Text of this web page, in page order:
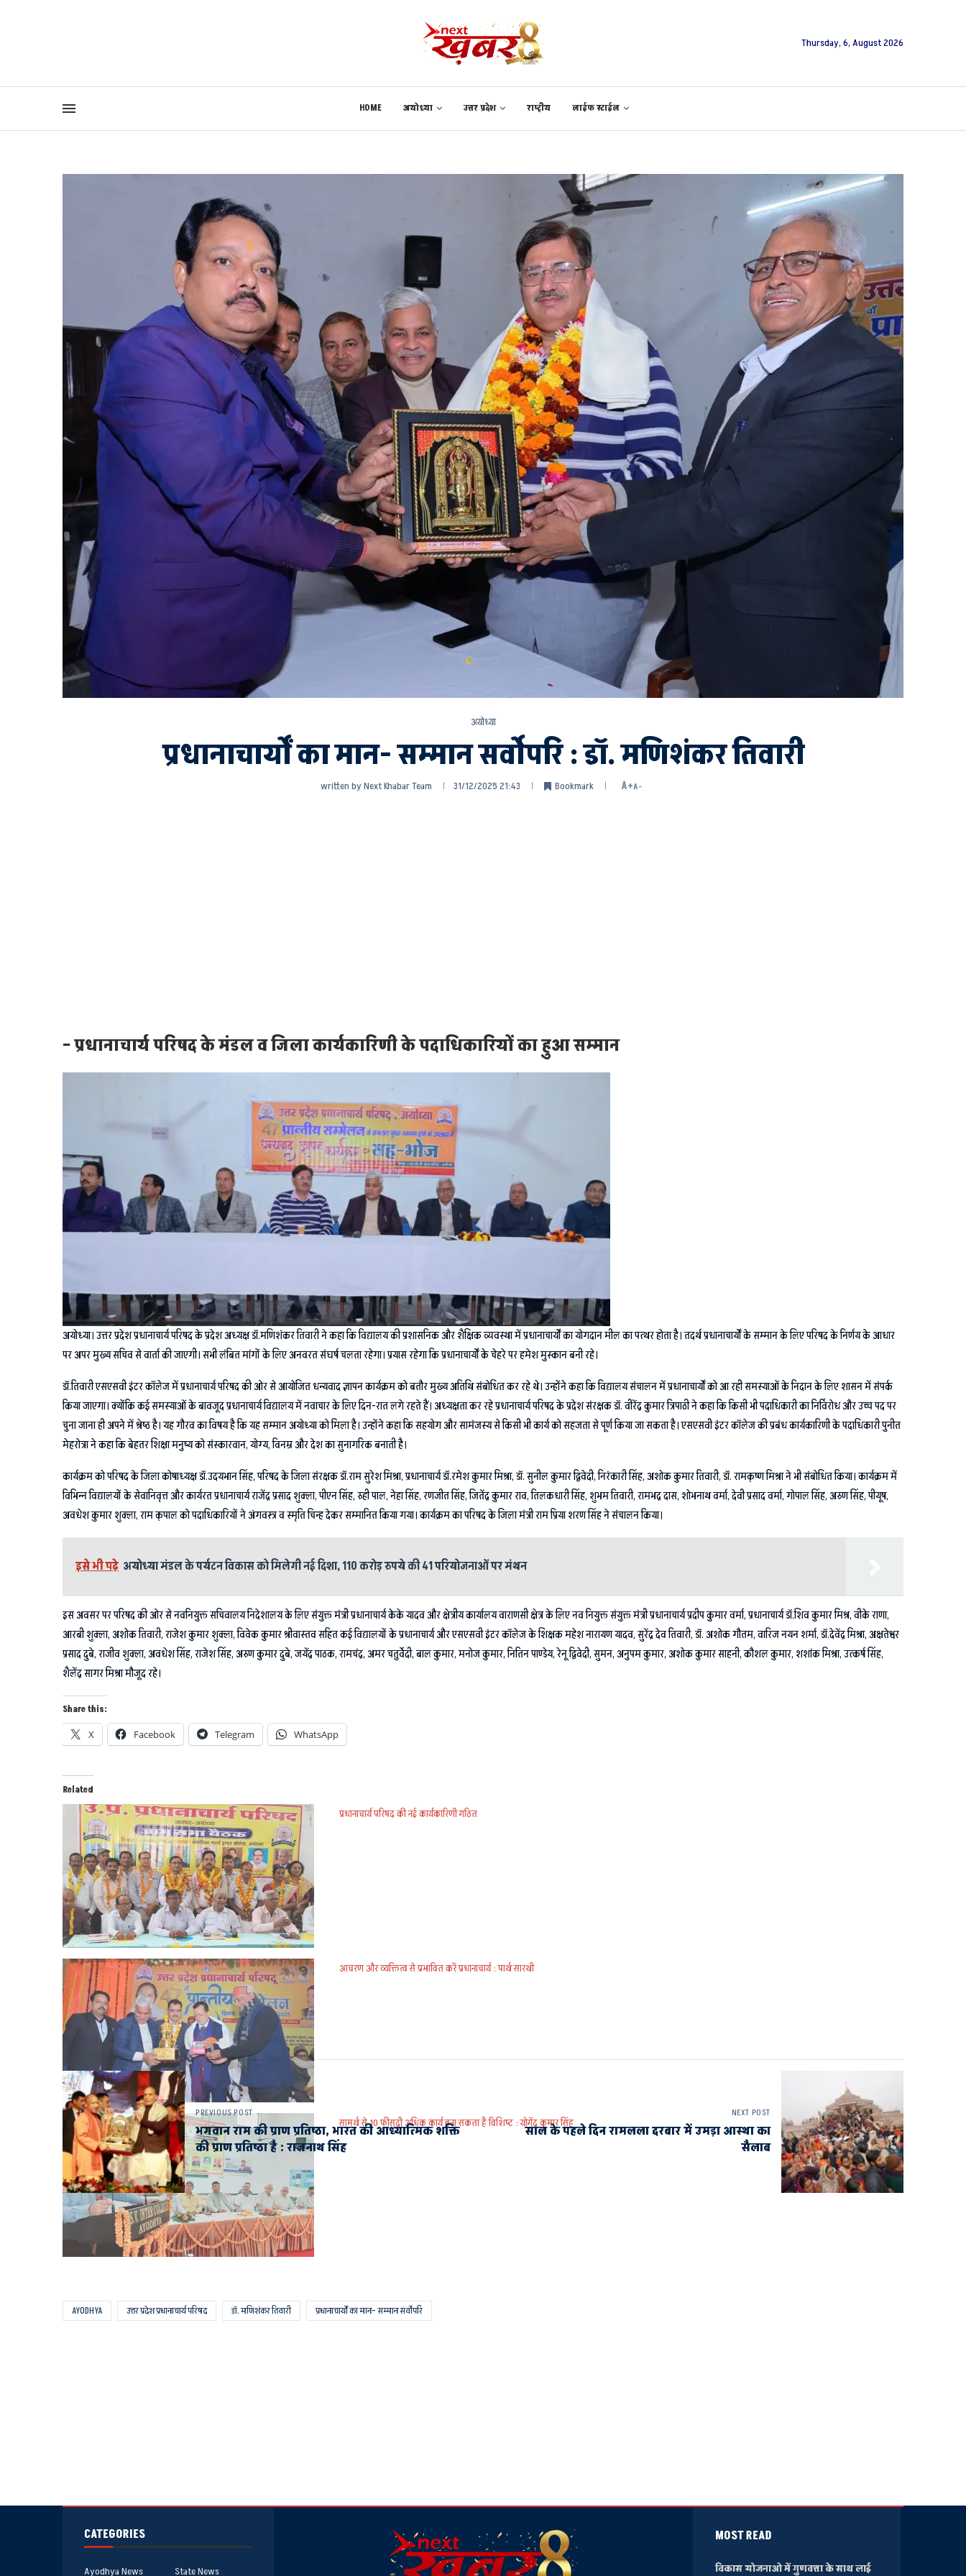
Thursday, 6, August 2026
HOME अयोध्या उत्तर प्रदेश राष्ट्रीय लाईफ स्टाईल
अयोध्या
प्रधानाचार्यों का मान- सम्मान सर्वोपरि : डॉ. मणिशंकर तिवारी
written byNext Khabar Team 31/12/2025 21:43 Bookmark A+A-
– प्रधानाचार्य परिषद के मंडल व जिला कार्यकारिणी के पदाधिकारियों का हुआ सम्मान
अयोध्या। उत्तर प्रदेश प्रधानाचार्य परिषद के प्रदेश अध्यक्ष डॉ.मणिशंकर तिवारी ने कहा कि विद्यालय की प्रशासनिक और शैक्षिक व्यवस्था में प्रधानाचार्यों का योगदान मील का पत्थर होता है। तदर्थ प्रधानाचार्यों के सम्मान के लिए परिषद के निर्णय के आधार
पर अपर मुख्य सचिव से वार्ता की जाएगी। सभी लंबित मांगों के लिए अनवरत संघर्ष चलता रहेगा। प्रयास रहेगा कि प्रधानाचार्यों के चेहरे पर हमेश मुस्कान बनी रहे।
डॉ.तिवारी एसएसवी इंटर कॉलेज में प्रधानाचार्य परिषद की ओर से आयोजित धन्यवाद ज्ञापन कार्यक्रम को बतौर मुख्य अतिथि संबोधित कर रहे थे। उन्होंने कहा कि विद्यालय संचालन में प्रधानाचार्यों को आ रही समस्याओं के निदान के लिए शासन में संपर्क
किया जाएगा। क्योंकि कई समस्याओं के बावजूद प्रधानाचार्य विद्यालय में नवाचार के लिए दिन-रात लगे रहते हैं। अध्यक्षता कर रहे प्रधानाचार्य परिषद के प्रदेश संरक्षक डॉ. वीरेंद्र कुमार त्रिपाठी ने कहा कि किसी भी पदाधिकारी का निर्विरोध और उच्च पद पर
चुना जाना ही अपने में श्रेष्ठ है। यह गौरव का विषय है कि यह सम्मान अयोध्या को मिला है। उन्होंने कहा कि सहयोग और सामंजस्य से किसी भी कार्य को सहजता से पूर्ण किया जा सकता है। एसएसवी इंटर कॉलेज की प्रबंध कार्यकारिणी के पदाधिकारी पुनीत
मेहरोत्रा ने कहा कि बेहतर शिक्षा मनुष्य को संस्कारवान, योग्य, विनम्र और देश का सुनागरिक बनाती है।
कार्यक्रम को परिषद के जिला कोषाध्यक्ष डॉ.उदयभान सिंह, परिषद के जिला संरक्षक डॉ.राम सुरेश मिश्रा, प्रधानाचार्य डॉ.रमेश कुमार मिश्रा, डॉ. सुनील कुमार द्विवेदी, निरंकारी सिंह, अशोक कुमार तिवारी, डॉ. रामकृष्ण मिश्रा ने भी संबोधित किया। कार्यक्रम में
विभिन्न विद्यालयों के सेवानिवृत्त और कार्यरत प्रधानाचार्य राजेंद्र प्रसाद शुक्ला, पीएन सिंह, रुही पाल, नेहा सिंह, रणजीत सिंह, जितेंद्र कुमार राव, तिलकधारी सिंह, शुभम तिवारी, रामभद्र दास, शोभनाथ वर्मा, देवी प्रसाद वर्मा, गोपाल सिंह, अरुण सिंह, पीयूष,
अवधेश कुमार शुक्ला, राम कृपाल को पदाधिकारियों ने अंगवस्त्र व स्मृति चिन्ह देकर सम्मानित किया गया। कार्यक्रम का परिषद के जिला मंत्री राम प्रिया शरण सिंह ने संचालन किया।
इसे भी पढ़े अयोध्या मंडल के पर्यटन विकास को मिलेगी नई दिशा, 110 करोड़ रुपये की 41 परियोजनाओं पर मंथन
इस अवसर पर परिषद की ओर से नवनियुक्त सचिवालय निदेशालय के लिए संयुक्त मंत्री प्रधानाचार्य केके यादव और क्षेत्रीय कार्यालय वाराणसी क्षेत्र के लिए नव नियुक्त संयुक्त मंत्री प्रधानाचार्य प्रदीप कुमार वर्मा, प्रधानाचार्य डॉ.शिव कुमार मिश्र, वीके राणा,
आरबी शुक्ला, अशोक तिवारी, राजेश कुमार शुक्ला, विवेक कुमार श्रीवास्तव सहित कई विद्यालयों के प्रधानाचार्य और एसएसवी इंटर कॉलेज के शिक्षक महेश नारायण यादव, सुरेंद्र देव तिवारी, डॉ. अशोक गौतम, वारिज नयन शर्मा, डॉ.देवेंद्र मिश्रा, अक्षतेश्वर
प्रसाद दुबे, राजीव शुक्ला, अवधेश सिंह, राजेश सिंह, अरुण कुमार दुबे, जयेंद्र पाठक, रामचंद्र, अमर चतुर्वेदी, बाल कुमार, मनोज कुमार, नितिन पाण्डेय, रेनू द्विवेदी, सुमन, अनुपम कुमार, अशोक कुमार साहनी, कौशल कुमार, शशांक मिश्रा, उत्कर्ष सिंह,
शैलेंद्र सागर मिश्रा मौजूद रहे।
Share this:
X Facebook Telegram WhatsApp
Related
प्रधानाचार्य परिषद की नई कार्यकारिणी गठित
आचरण और व्यक्तित्व से प्रभावित करें प्रधानाचार्य : पार्थ सारथी
सामर्थ से 10 फीसदी अधिक कार्य बना सकता है विशिष्ट : योगेंद्र कुमार सिंह
AYODHYA उत्तर प्रदेश प्रधानाचार्य परिषद डॉ. मणिशंकर तिवारी प्रधानाचार्यों का मान- सम्मान सर्वोपरि
PREVIOUS POST
भगवान राम की प्राण प्रतिष्ठा, भारत की आध्यात्मिक शक्ति
की प्राण प्रतिष्ठा है : राजनाथ सिंह
NEXT POST
साल के पहले दिन रामलला दरबार में उमड़ा आस्था का
सैलाब
CATEGORIES
Ayodhya News State News
MOST READ
विकास योजनाओ में गुणवत्ता के साथ लाई